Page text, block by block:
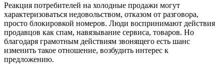
Реакция потребителей на холодные продажи могут
характеризоваться недовольством, отказом от разговора,
просто блокировкой номеров. Люди воспринимают действия
продавцов как спам, навязывание сервиса, товаров. Но
благодаря грамотным действиям звонящего есть шанс
изменить такое отношение, возбудить интерес к
предложению.